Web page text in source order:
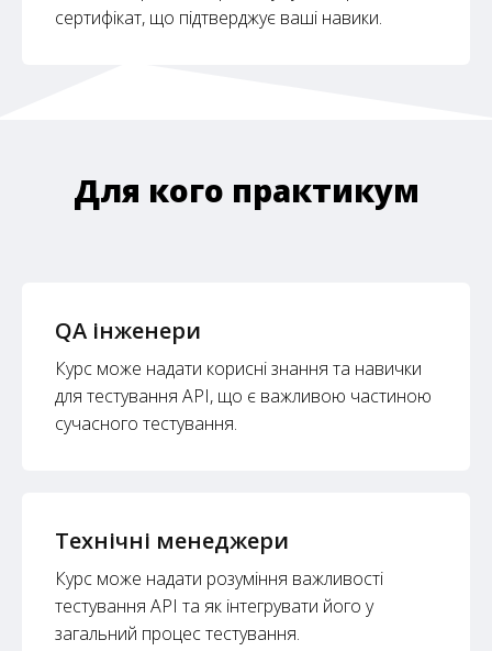
сертифікат, що підтверджує ваші навики.
Для кого практикум
QA інженери
Курс може надати корисні знання та навички
для тестування API, що є важливою частиною
сучасного тестування.
Технічні менеджери
Курс може надати розуміння важливості
тестування API та як інтегрувати його у
загальний процес тестування.